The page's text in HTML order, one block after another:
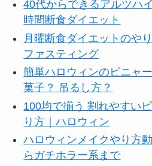
40代からできるアルツハ
時間断食ダイエット
月曜断食ダイエットのや
ファスティング
簡単ハロウィンのピニャ
菓子？ 吊るし方？
100均で揃う 割れやすい
り方｜ハロウィン
ハロウィンメイクやり方
らガチホラー系まで